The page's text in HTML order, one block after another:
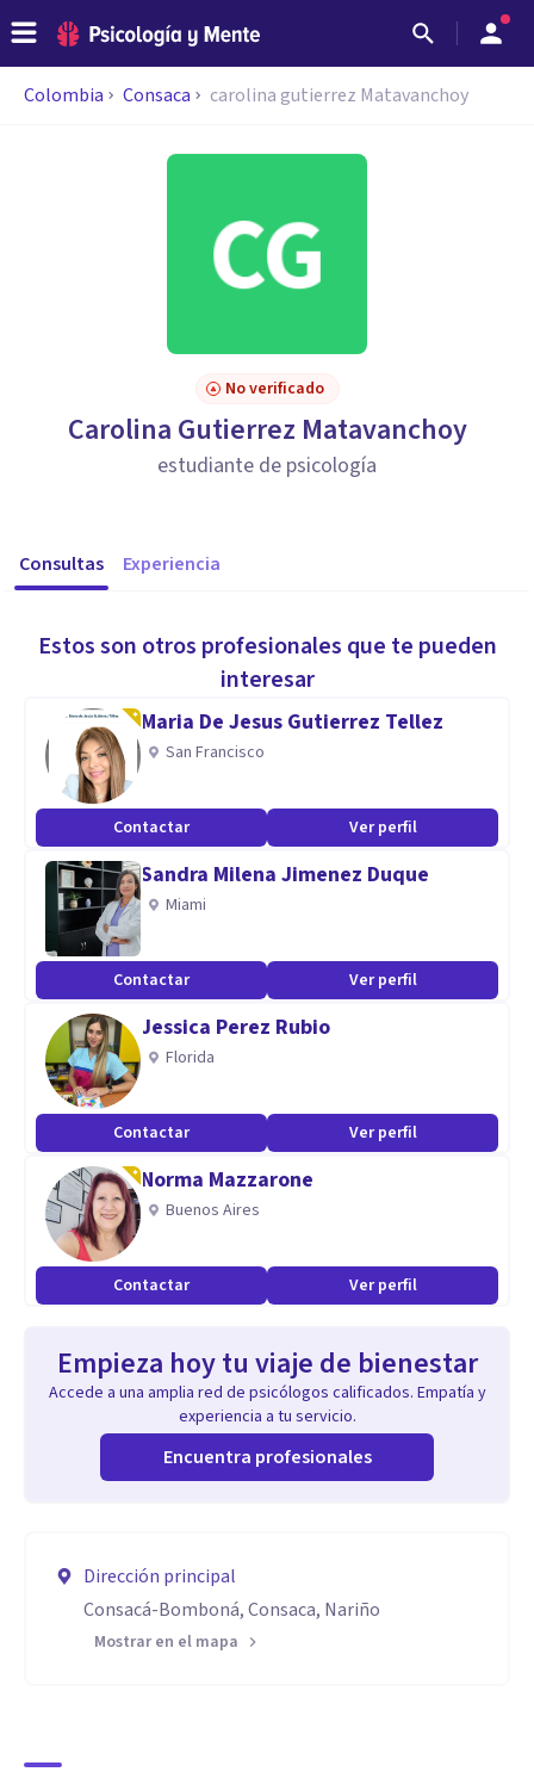
Colombia Consaca carolina gutierrez Matavanchoy
No verificado
Carolina Gutierrez Matavanchoy
estudiante de psicología
Consultas Experiencia
Estos son otros profesionales que te pueden
interesar
Maria De Jesus Gutierrez Tellez
San Francisco
Contactar Ver perfil
Sandra Milena Jimenez Duque
Miami
Contactar Ver perfil
Jessica Perez Rubio
Florida
Contactar Ver perfil
Norma Mazzarone
Buenos Aires
Contactar Ver perfil
Empieza hoy tu viaje de bienestar
Accede a una amplia red de psicólogos calificados. Empatía y
experiencia a tu servicio.
Encuentra profesionales
Dirección principal
Consacá-Bomboná, Consaca, Nariño
Mostrar en el mapa